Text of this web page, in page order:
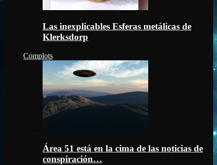
Las inexplicables Esferas metálicas de
Klerksdorp
Complots
Área 51 está en la cima de las noticias de
conspiración…